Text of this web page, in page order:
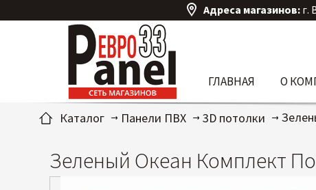
Адреса магазинов: г.
ГЛАВНАЯ О
Каталог Панели ПВХ 3D потолки
Зеленый Океан Комплект